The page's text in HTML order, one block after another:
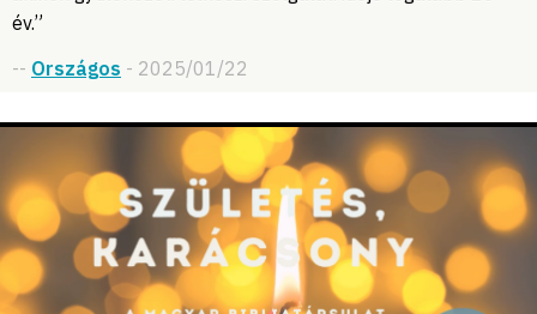
év.”
-- Országos - 2025/01/22